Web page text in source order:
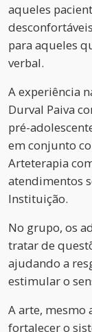
aqueles
para aqueles
verbal.
A experiência
Durval Paiva
pré-
em conjunto
Arteterapia
atendimentos
Instituição.
No grupo, os
tratar de
ajudando a
estimular o
A arte, mesmo
fortalecer o